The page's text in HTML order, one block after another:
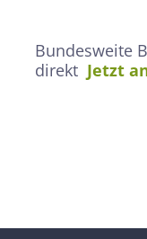
Bundesweite
direkt Jetzt